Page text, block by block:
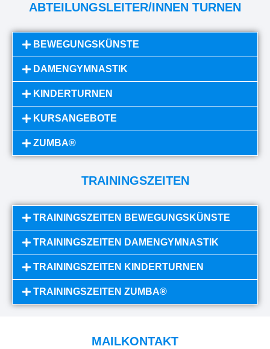
ABTEILUNGSLEITER/INNEN TURNEN
BEWEGUNGSKÜNSTE
DAMENGYMNASTIK
KINDERTURNEN
KURSANGEBOTE
ZUMBA®
TRAININGSZEITEN
TRAININGSZEITEN BEWEGUNGSKÜNSTE
TRAININGSZEITEN DAMENGYMNASTIK
TRAININGSZEITEN KINDERTURNEN
TRAININGSZEITEN ZUMBA®
MAILKONTAKT